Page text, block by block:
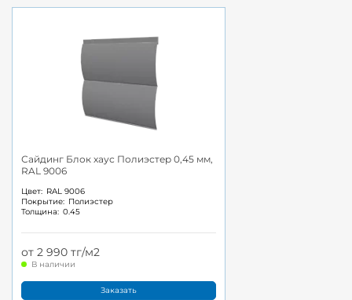
Сайдинг Блок хаус Полиэстер 0,45 мм,
RAL 9006
Цвет: RAL 9006
Покрытие: Полиэстер
Толщина: 0.45
от 2 990 тг/м2
В наличии
Заказать